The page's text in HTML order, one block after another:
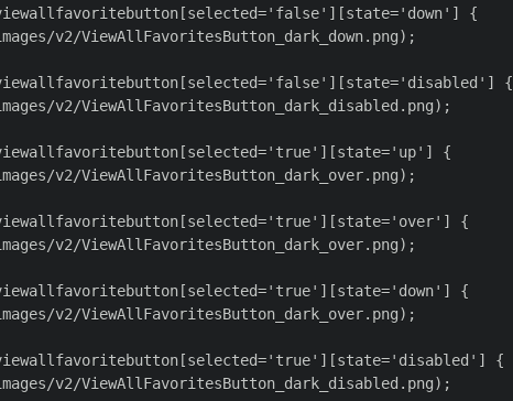
{
v2/ViewAllFavoritesButton_dark_down.png);
{
v2/ViewAllFavoritesButton_dark_disabled.png);
{
v2/ViewAllFavoritesButton_dark_over.png);
{
v2/ViewAllFavoritesButton_dark_over.png);
{
v2/ViewAllFavoritesButton_dark_over.png);
{
v2/ViewAllFavoritesButton_dark_disabled.png);